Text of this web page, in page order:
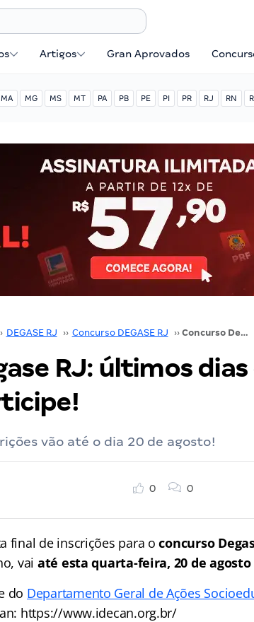
Artigos Gran Aprovados
MA MG MS MT PA PB PE PI PR RJ RN
DEGASE RJ ›› Concurso DEGASE RJ ›› Concurso Degase RJ: últimos dias de inscrição; participe!
RJ: últimos dias
vão até o dia 20 de agosto!
0 0
final de inscrições para oconcurso
vai até esta quarta-feira, 20 de agosto
do Departamento Geral de Ações
https://www.idecan.org.br/